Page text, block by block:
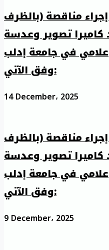
مناقصة (بالظرف
كاميرا تصوير وعدسة
في جامعة إدلب
وفق الآتي:
14 December، 2025
مناقصة (بالظرف
كاميرا تصوير وعدسة
في جامعة إدلب
وفق الآتي:
9 December، 2025